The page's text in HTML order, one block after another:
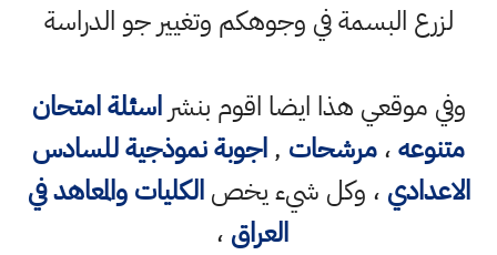
لزرع البسمة في وجوهكم وتغيير جو الدراسة
وفي موقعي هذا ايضا اقوم بنشراسئلة امتحان
متنوعه،مرشحات ,اجوبة نموذجية للسادس
الاعدادي ، وكل شيء يخصالكليات والمعاهد في
العراق ،